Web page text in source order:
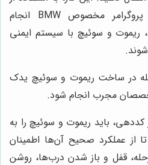
دستگاه‌های دیاگ و پروگرامر مخصوص BMW انجام
ریموت و سوئیچ با سیستم ایمنی
در ساخت ریموت و سوئیچ یدک
مجرب انجام شود.
باید ریموت و سوئیچ را به
از عملکرد صحیح آن‌ها اطمینان
قفل و باز شدن درب‌ها، روشن